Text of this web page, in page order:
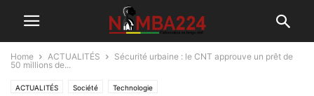
Home ACTUALITÉS
Sécurité urbaine : le CNT approuve un prêt de
50 millions de...
ACTUALITÉS Société Technologie